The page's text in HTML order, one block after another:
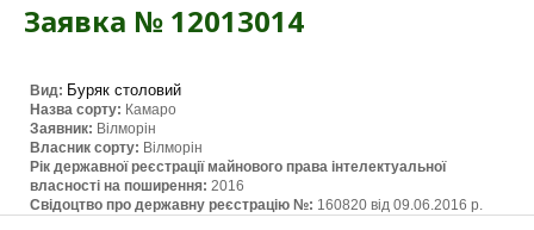
Заявка № 12013014
Вид: Буряк столовий
Назва сорту: Камаро
Заявник: Вілморін
Власник сорту: Вілморін
Рік державної реєстрації майнового права інтелектуальної
власності на поширення: 2016
Свідоцтво про державну реєстрацію №: 160820 від 09.06.2016 р.